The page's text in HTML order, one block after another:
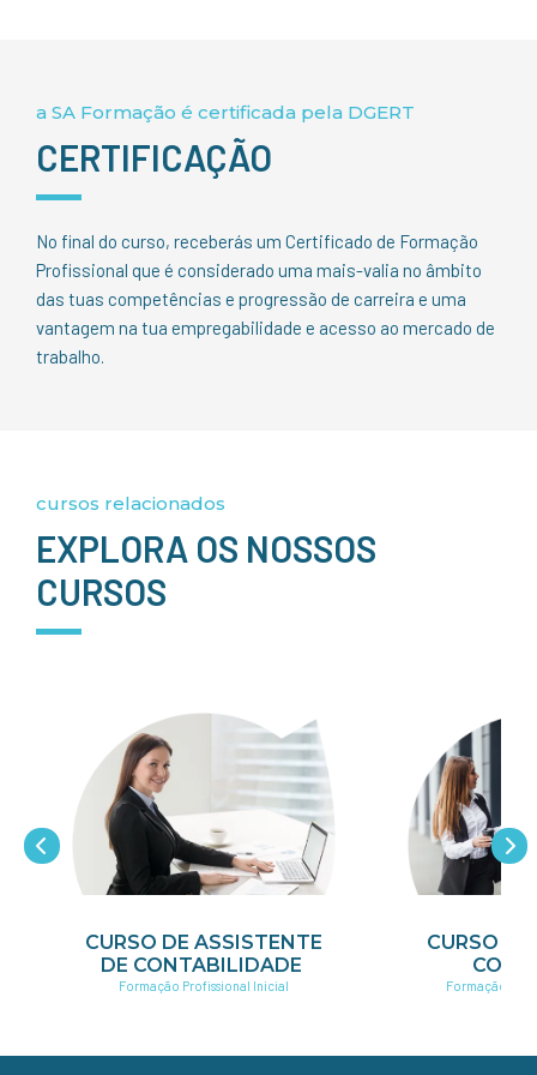
a SA Formação é certificada pela DGERT
CERTIFICAÇÃO
No final do curso, receberás um Certificado de Formação
Profissional que é considerado uma mais-valia no âmbito
das tuas competências e progressão de carreira e uma
vantagem na tua empregabilidade e acesso ao mercado de
trabalho.
cursos relacionados
EXPLORA OS NOSSOS
CURSOS
ASSISTENTE
CURSO DE GESTÃO DE
COBRANÇAS
Formação Profissional Contínua